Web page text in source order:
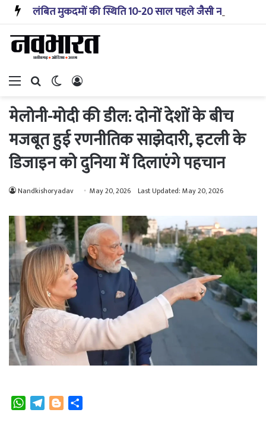
Menu Search forSwitch skin
मेलोनी-मोदी की डील: दोनों देशों के बीच
मजबूत हुई रणनीतिक साझेदारी, इटली के
डिजाइन को दुनिया में दिलाएंगे पहचान
Nandkishoryadav May 20, 2026 Last Updated: May 20, 2026
W